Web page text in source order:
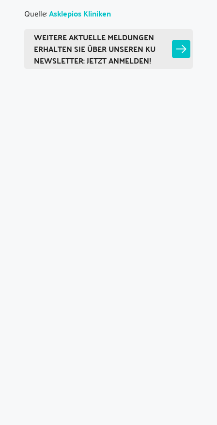
Quelle:Asklepios Kliniken
WEITERE AKTUELLE MELDUNGEN
ERHALTEN SIE ÜBER UNSEREN KU
NEWSLETTER: JETZT ANMELDEN!